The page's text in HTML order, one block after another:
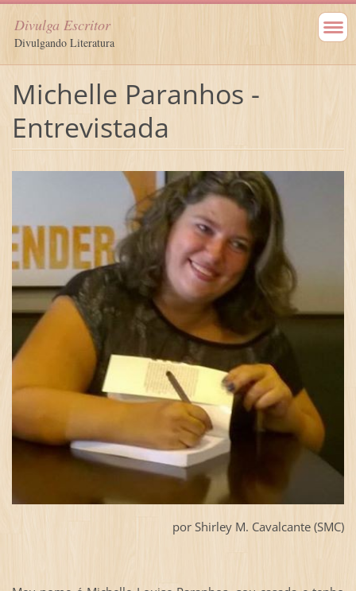
Divulga Escritor
Divulgando Literatura
Michelle Paranhos -
Entrevistada
por Shirley M. Cavalcante (SMC)